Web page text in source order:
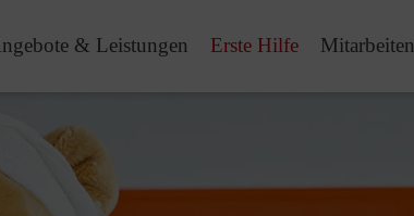
& Leistungen Erste Hilfe Mitarbeiten